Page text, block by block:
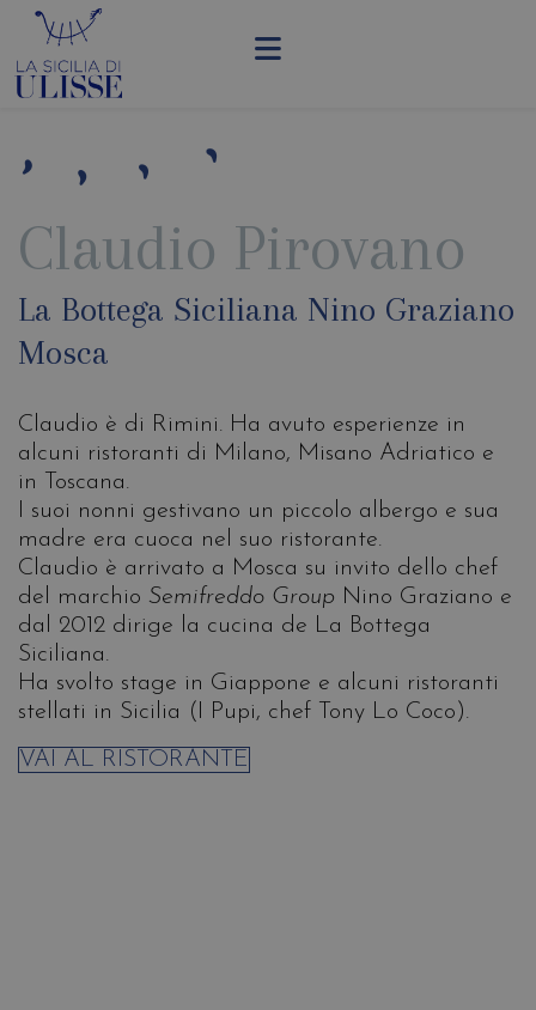
Claudio Pirovano
La Bottega Siciliana Nino Graziano
Mosca
Claudio è di Rimini. Ha avuto esperienze in
alcuni ristoranti di Milano, Misano Adriatico e
in Toscana.
I suoi nonni gestivano un piccolo albergo e sua
madre era cuoca nel suo ristorante.
Claudio è arrivato a Mosca su invito dello chef
del marchio Semifreddo Group Nino Graziano e
dal 2012 dirige la cucina de La Bottega
Siciliana.
Ha svolto stage in Giappone e alcuni ristoranti
stellati in Sicilia (I Pupi, chef Tony Lo Coco).
VAI AL RISTORANTE